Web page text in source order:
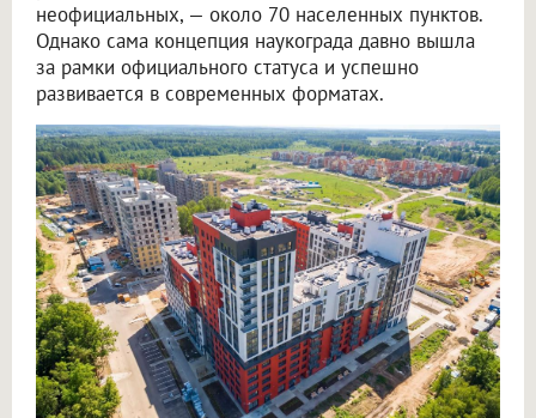
неофициальных, — около 70 населенных пунктов.
Однако сама концепция наукограда давно вышла
за рамки официального статуса и успешно
развивается в современных форматах.